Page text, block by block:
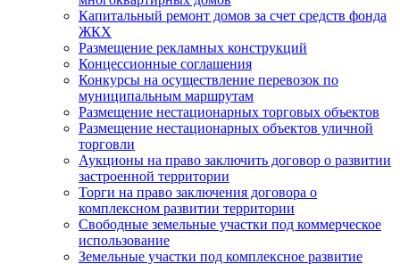
Капитальный ремонт домов за счет средств фонда
ЖКХ
Размещение рекламных конструкций
Концессионные соглашения
Конкурсы на осуществление перевозок по
муниципальным маршрутам
Размещение нестационарных торговых объектов
Размещение нестационарных объектов уличной
торговли
Аукционы на право заключить договор о развитии
застроенной территории
Торги на право заключения договора о
комплексном развитии территории
Свободные земельные участки под коммерческое
использование
Земельные участки под комплексное развитие